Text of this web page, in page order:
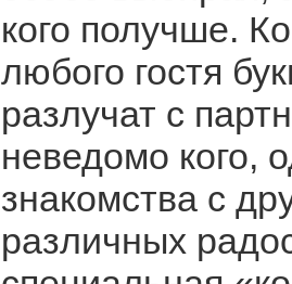
кого получше.
любого гостя
разлучат с
неведомо кого,
знакомства с
различных